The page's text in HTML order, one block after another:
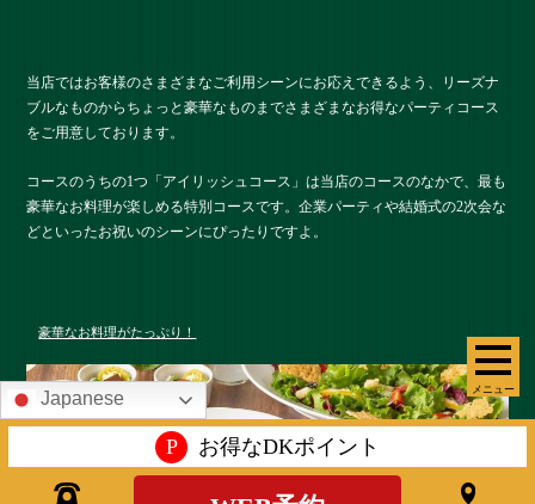
メニュー
当店ではお客様のさまざまなご利用シーンにお応えできるよう、リーズナ
ブルなものからちょっと豪華なものまでさまざまなお得なパーティコース
をご用意しております。
コースのうちの1つ「アイリッシュコース」は当店のコースのなかで、最も
豪華なお料理が楽しめる特別コースです。企業パーティや結婚式の2次会な
どといったお祝いのシーンにぴったりですよ。
豪華なお料理がたっぷり！
Japanese
P お得なDKポイント